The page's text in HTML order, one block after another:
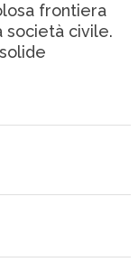
frontiera
società civile.